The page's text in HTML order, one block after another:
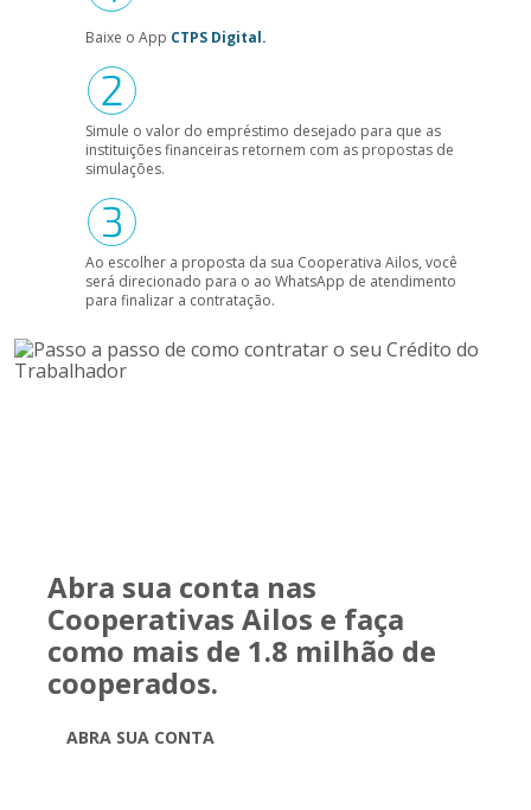
Baixe o App CTPS Digital.
Simule o valor do empréstimo desejado para que as
instituições financeiras retornem com as propostas de
simulações.
Ao escolher a proposta da sua Cooperativa Ailos, você
será direcionado para o ao WhatsApp de atendimento
para finalizar a contratação.
Abra sua conta nas
Cooperativas Ailos e faça
como mais de 1.8 milhão de
cooperados.
ABRA SUA CONTA